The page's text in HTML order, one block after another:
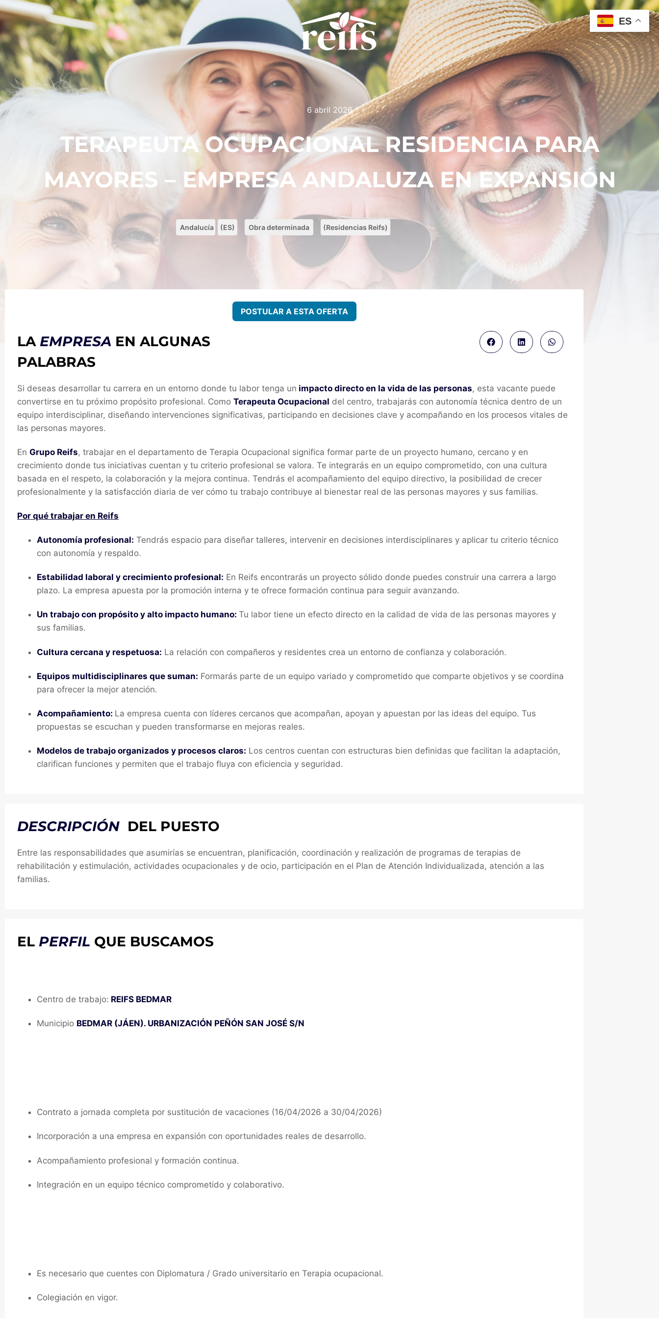
6 abril 2026
TERAPEUTA OCUPACIONAL RESIDENCIA PARA
MAYORES – EMPRESA ANDALUZA EN EXPANSIÓN
Andalucía (ES) Obra determinada (Residencias Reifs)
POSTULAR A ESTA OFERTA
LA EMPRESA EN ALGUNAS
PALABRAS
Si deseas desarrollar tu carrera en un entorno donde tu labor tenga un impacto directo en la vida de las personas, esta vacante puede
convertirse en tu próximo propósito profesional. Como Terapeuta Ocupacional del centro, trabajarás con autonomía técnica dentro de un
equipo interdisciplinar, diseñando intervenciones significativas, participando en decisiones clave y acompañando en los procesos vitales de
las personas mayores.
En Grupo Reifs, trabajar en el departamento de Terapia Ocupacional significa formar parte de un proyecto humano, cercano y en
crecimiento donde tus iniciativas cuentan y tu criterio profesional se valora. Te integrarás en un equipo comprometido, con una cultura
basada en el respeto, la colaboración y la mejora continua. Tendrás el acompañamiento del equipo directivo, la posibilidad de crecer
profesionalmente y la satisfacción diaria de ver cómo tu trabajo contribuye al bienestar real de las personas mayores y sus familias.
Por qué trabajar en Reifs
Autonomía profesional: Tendrás espacio para diseñar talleres, intervenir en decisiones interdisciplinares y aplicar tu criterio técnico
con autonomía y respaldo.
Estabilidad laboral y crecimiento profesional: En Reifs encontrarás un proyecto sólido donde puedes construir una carrera a largo
plazo. La empresa apuesta por la promoción interna y te ofrece formación continua para seguir avanzando.
Un trabajo con propósito y alto impacto humano: Tu labor tiene un efecto directo en la calidad de vida de las personas mayores y
sus familias.
Cultura cercana y respetuosa: La relación con compañeros y residentes crea un entorno de confianza y colaboración.
Equipos multidisciplinares que suman: Formarás parte de un equipo variado y comprometido que comparte objetivos y se coordina
para ofrecer la mejor atención.
Acompañamiento: La empresa cuenta con líderes cercanos que acompañan, apoyan y apuestan por las ideas del equipo. Tus
propuestas se escuchan y pueden transformarse en mejoras reales.
Modelos de trabajo organizados y procesos claros: Los centros cuentan con estructuras bien definidas que facilitan la adaptación,
clarifican funciones y permiten que el trabajo fluya con eficiencia y seguridad.
DESCRIPCIÓN DEL PUESTO
Entre las responsabilidades que asumirías se encuentran, planificación, coordinación y realización de programas de terapias de
rehabilitación y estimulación, actividades ocupacionales y de ocio, participación en el Plan de Atención Individualizada, atención a las
familias.
EL PERFIL QUE BUSCAMOS
Centro de trabajo: REIFS BEDMAR
Municipio BEDMAR (JÁEN). URBANIZACIÓN PEÑÓN SAN JOSÉ S/N
Contrato a jornada completa por sustitución de vacaciones (16/04/2026 a 30/04/2026)
Incorporación a una empresa en expansión con oportunidades reales de desarrollo.
Acompañamiento profesional y formación continua.
Integración en un equipo técnico comprometido y colaborativo.
Es necesario que cuentes con Diplomatura / Grado universitario en Terapia ocupacional.
Colegiación en vigor.
ES